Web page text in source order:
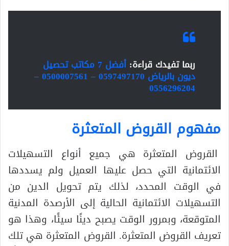
ربما تفيدك قراءة: أفضل 7 مكاتب تحصيل
ديون بالرياض 0597497170 – 0500007561 –
0556296204
مفهوم القروض المتعثرة
القروض المتعثرة هي جميع أنواع التسهيلات
الائتمانية التي حصل عليها العميل ولم يسددها
في الوقت المحدد، لذلك يتم تحويل الدين من
التسهيلات الائتمانية الحالية إلى الأرصدة المدنية
المتوقعة، وبمرور الوقت يصبح دينًا سيئًا، وهذا هو
تعريف القروض المتعثرة. القروض المتعثرة هي تلك